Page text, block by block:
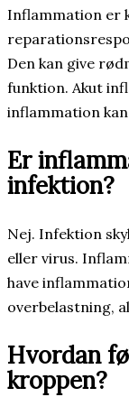
Inflammation er
Den kan give
funktion. Akut
inflammation
Er
infektion?
Nej. Infektion
eller virus.
have
overbelastning,
Hvordan
kroppen?